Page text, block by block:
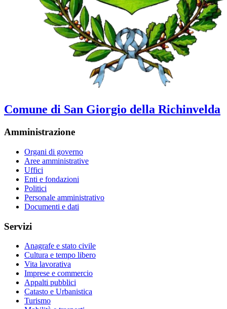
Comune di San Giorgio della Richinvelda
Amministrazione
Organi di governo
Aree amministrative
Uffici
Enti e fondazioni
Politici
Personale amministrativo
Documenti e dati
Servizi
Anagrafe e stato civile
Cultura e tempo libero
Vita lavorativa
Imprese e commercio
Appalti pubblici
Catasto e Urbanistica
Turismo